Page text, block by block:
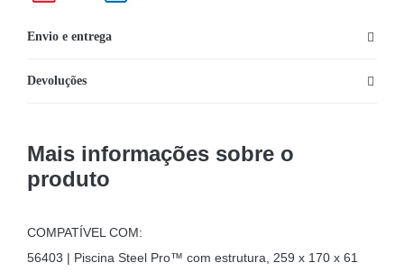
Envio e entrega
Devoluções
Mais informações sobre o
produto
COMPATÍVEL COM:
56403 | Piscina Steel Pro™ com estrutura, 259 x 170 x 61